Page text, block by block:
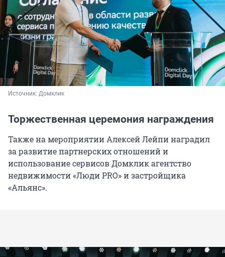
Источник: Домклик
Торжественная церемония награждения
Также на мероприятии Алексей Лейпи наградил
за развитие партнерских отношений и
использование сервисов Домклик агентство
недвижимости «Люди PRO» и застройщика
«Альянс».